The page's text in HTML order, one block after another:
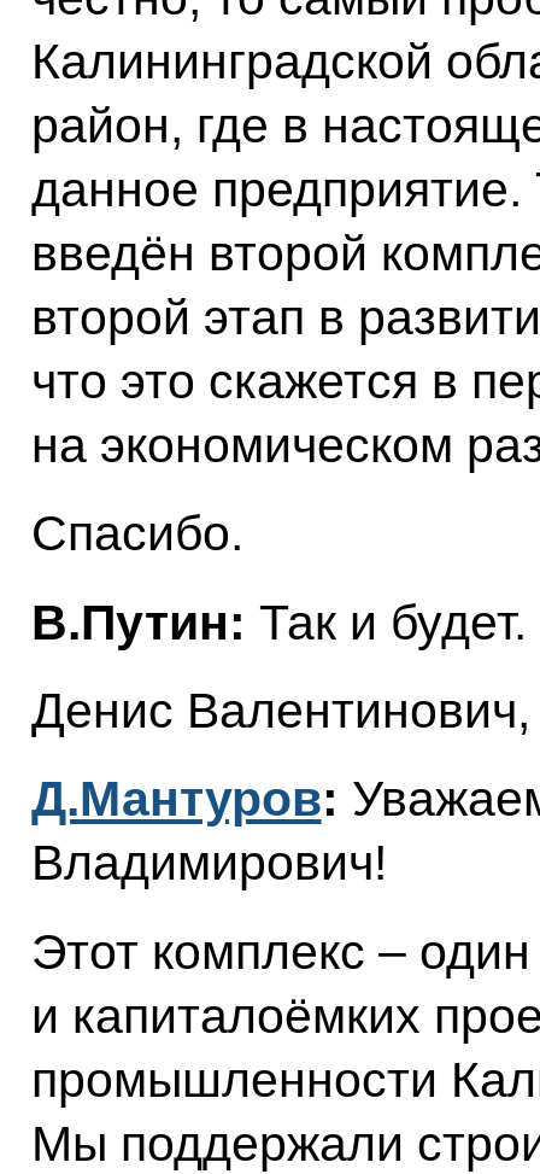
Калининградской
район, где в
данное
введён второй
второй этап в
что это скажется в
на экономическом
Спасибо.
В.Путин: Так и будет.
Денис
Д.Мантуров:
Владимирович!
Этот комплекс –
и капиталоёмких
промышленности
Мы поддержали